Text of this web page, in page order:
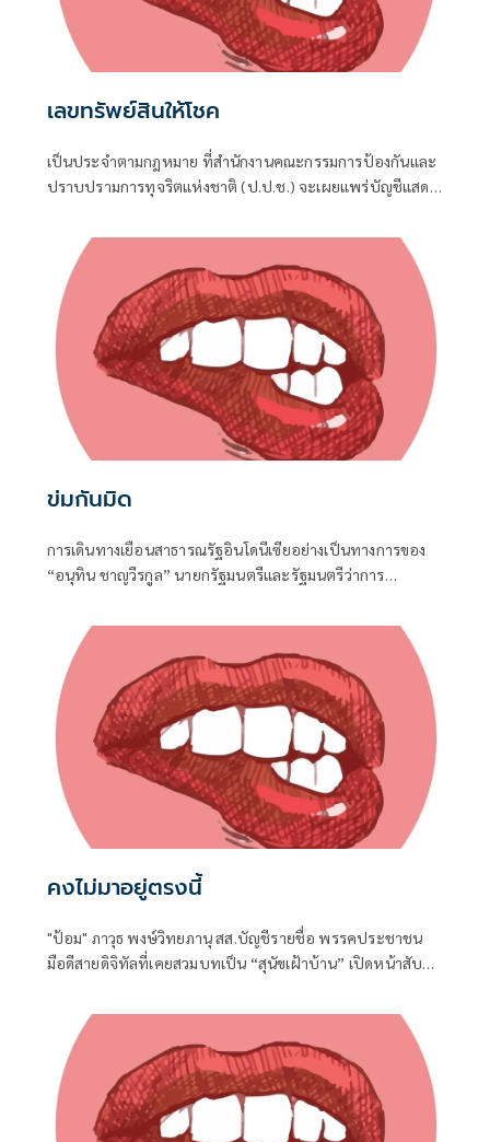
เลขทรัพย์สินให้โชค
เป็นประจำตามกฎหมาย ที่สำนักงานคณะกรรมการป้องกันและ
ปราบปรามการทุจริตแห่งชาติ (ป.ป.ช.) จะเผยแพร่บัญชีแสดง
ว่าจะเป็นกรณีเข้ารับตำแหน่ง หรือพ้นจากตำแหน่ง
ข่มกันมิด
การเดินทางเยือนสาธารณรัฐอินโดนีเซียอย่างเป็นทางการของ
“อนุทิน ชาญวีรกูล” นายกรัฐมนตรีและรัฐมนตรีว่าการ
ประวัติศาสตร์ ที่สะท้อนถึงเกียรติภูมิอันโดดเด่นของ
ประเทศไทยบนเวทีโลกได้อย่างชัดเจน
คงไม่มาอยู่ตรงนี้
"ป้อม" ภาวุธ พงษ์วิทยภานุ สส.บัญชีรายชื่อ พรรคประชาชน
มือดีสายดิจิทัลที่เคยสวมบทเป็น “สุนัขเฝ้าบ้าน” เปิดหน้าสับ
กระทรวงดิจิทัลเพื่อเศรษฐกิจและสังคม (ดีอี)